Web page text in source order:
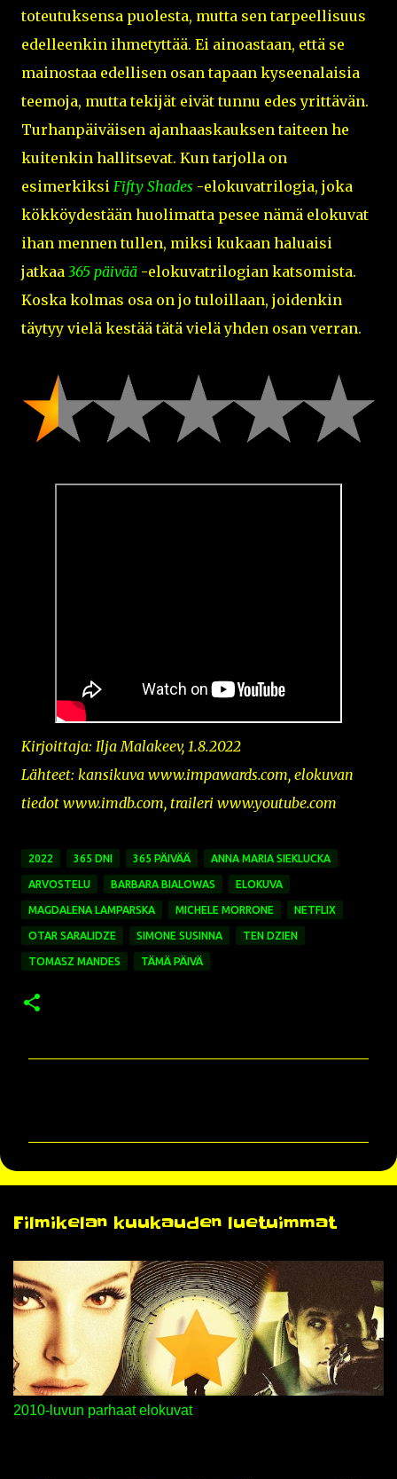
toteutuksensa puolesta, mutta sen tarpeellisuus
edelleenkin ihmetyttää. Ei ainoastaan, että se
mainostaa edellisen osan tapaan kyseenalaisia
teemoja, mutta tekijät eivät tunnu edes yrittävän.
Turhanpäiväisen ajanhaaskauksen taiteen he
kuitenkin hallitsevat. Kun tarjolla on
esimerkiksi Fifty Shades -elokuvatrilogia, joka
kökköydestään huolimatta pesee nämä elokuvat
ihan mennen tullen, miksi kukaan haluaisi
jatkaa 365 päivää -elokuvatrilogian katsomista.
Koska kolmas osa on jo tuloillaan, joidenkin
täytyy vielä kestää tätä vielä yhden osan verran.
Kirjoittaja: Ilja Malakeev, 1.8.2022
Lähteet: kansikuva www.impawards.com, elokuvan
tiedot www.imdb.com, traileri www.youtube.com
2022 365 DNI 365 PÄIVÄÄ ANNA MARIA SIEKLUCKA
ARVOSTELU BARBARA BIALOWAS ELOKUVA
MAGDALENA LAMPARSKA MICHELE MORRONE NETFLIX
OTAR SARALIDZE SIMONE SUSINNA TEN DZIEN
TOMASZ MANDES TÄMÄ PÄIVÄ
e
i
t
Filmikelan kuukauden luetuimmat
2010-luvun parhaat elokuvat